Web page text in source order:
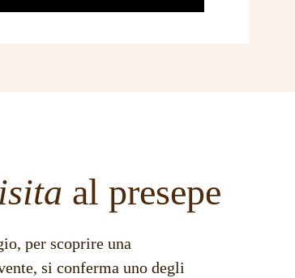
al presepe
per scoprire una
si conferma uno degli